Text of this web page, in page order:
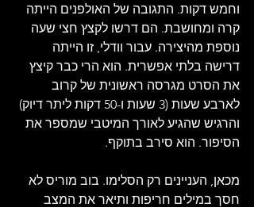
וחמש דקות. התגובה של האולפנים הייתה
קרה ומחושבת. הם דרשו לקצץ חצי שעה
נוספת מהיצירה. עבור וודלי, זו הייתה
דרישה בלתי אפשרית. הוא הרי כבר קיצץ
את הסרט מגרסה ראשונית של קרוב
לארבע שעות (3 שעות ו-50 דקות ליתר דיוק)
והרגיש שהגיע לאורך המיטבי שמספר את
הסיפור. הוא סירב בתוקף.
מכאן, העניינים רק הסלימו. בוב מוריס לא
חסך במילים חריפות ותיאר את המצב